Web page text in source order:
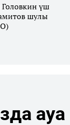
Головкин үш
шулы
ауа